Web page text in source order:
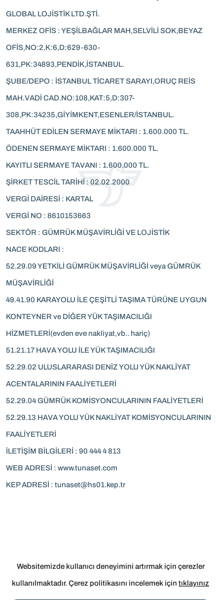
GLOBAL LOJİSTİK LTD.ŞTİ.
MERKEZ OFİS : YEŞİLBAĞLAR MAH,SELVİLİ SOK,BEYAZ
OFİS,NO:2,K:6,D:629-630-
631,PK:34893,PENDİK,İSTANBUL.
ŞUBE/DEPO : İSTANBUL TİCARET SARAYI,ORUÇ REİS
MAH.VADİ CAD.NO:108,KAT:5,D:307-
308,PK:34235,GİYİMKENT,ESENLER/İSTANBUL.
TAAHHÜT EDİLEN SERMAYE MİKTARI : 1.600.000 TL.
ÖDENEN SERMAYE MİKTARI : 1.600.000 TL.
KAYITLI SERMAYE TAVANI : 1.600.000 TL.
ŞİRKET TESCİL TARİHİ : 02.02.2000
VERGİ DAİRESİ : KARTAL
VERGİ NO : 8610153663
SEKTÖR : GÜMRÜK MÜŞAVİRLİĞİ VE LOJİSTİK
NACE KODLARI :
52.29.09 YETKİLİ GÜMRÜK MÜŞAVİRLİĞİ veya GÜMRÜK
MÜŞAVİRLİĞİ
49.41.90 KARAYOLU İLE ÇEŞİTLİ TAŞIMA TÜRÜNE UYGUN
KONTEYNER ve DİĞER YÜK TAŞIMACILIĞI
HİZMETLERİ(evden eve nakliyat,vb.. hariç)
51.21.17 HAVA YOLU İLE YÜK TAŞIMACILIĞI
52.29.02 ULUSLARARASI DENİZ YOLU YÜK NAKLİYAT
ACENTALARININ FAALİYETLERİ
52.29.04 GÜMRÜK KOMİSYONCULARININ FAALİYETLERİ
52.29.13 HAVA YOLU YÜK NAKLİYAT KOMİSYONCULARININ
FAALİYETLERİ
İLETİŞİM BİLGİLERİ : 90 444 4 813
WEB ADRESİ : www.tunaset.com
KEP ADRESİ : tunaset@hs01.kep.tr
Çerez Politikası
Websitemizde kullanıcı deneyimini artırmak için çerezler
kullanılmaktadır. Çerez politikasını incelemek için tıklayınız